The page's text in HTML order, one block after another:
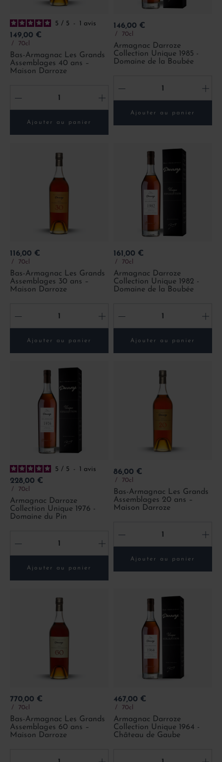
5 / 5 - 1 avis
Prix
149,00 €
70cl
Bas-Armagnac Les Grands
Assemblages 40 ans –
Maison Darroze
- +
Ajouter au panier
Prix
146,00 €
70cl
Armagnac Darroze
Collection Unique 1985 -
Domaine de la Boubée
- +
Ajouter au panier
Prix
116,00 €
70cl
Bas-Armagnac Les Grands
Assemblages 30 ans –
Maison Darroze
- +
Ajouter au panier
Prix
161,00 €
70cl
Armagnac Darroze
Collection Unique 1982 -
Domaine de la Boubée
- +
Ajouter au panier
5 / 5 - 1 avis
Prix
228,00 €
70cl
Armagnac Darroze
Collection Unique 1976 -
Domaine du Pin
- +
Ajouter au panier
Prix
86,00 €
70cl
Bas-Armagnac Les Grands
Assemblages 20 ans –
Maison Darroze
- +
Ajouter au panier
Prix
770,00 €
70cl
Bas-Armagnac Les Grands
Assemblages 60 ans –
Maison Darroze
Prix
467,00 €
70cl
Armagnac Darroze
Collection Unique 1964 -
Château de Gaube